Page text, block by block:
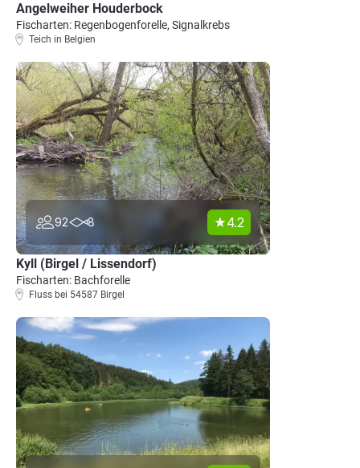
Angelweiher Houderbock
Fischarten: Regenbogenforelle, Signalkrebs
Teich in Belgien
92 8 4.2
Kyll (Birgel / Lissendorf)
Fischarten: Bachforelle
Fluss bei 54587 Birgel